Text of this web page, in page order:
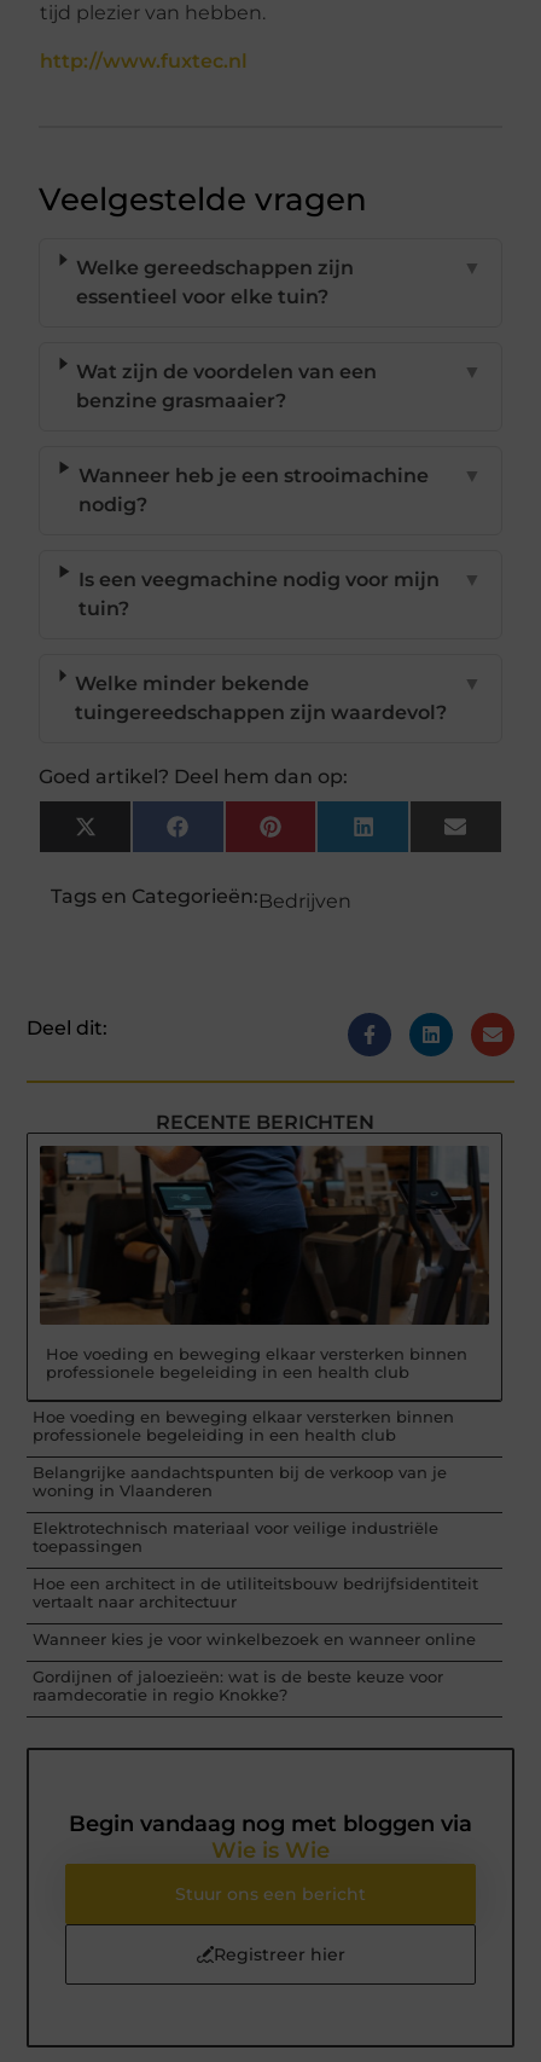
tijd plezier van hebben.
http://www.fuxtec.nl
Veelgestelde vragen
Welke gereedschappen zijn
essentieel voor elke tuin?
▼
Wat zijn de voordelen van een
benzine grasmaaier?
▼
Wanneer heb je een strooimachine
nodig?
▼
Is een veegmachine nodig voor mijn
tuin?
▼
Welke minder bekende
tuingereedschappen zijn waardevol?
▼
Goed artikel? Deel hem dan op:
X
(Twitter)
FacebookPinterestLinkedInEmail
Tags en Categorieën:Bedrijven
Deel dit:
RECENTE BERICHTEN
Hoe voeding en beweging elkaar versterken binnen
professionele begeleiding in een health club
Hoe voeding en beweging elkaar versterken binnen
professionele begeleiding in een health club
Belangrijke aandachtspunten bij de verkoop van je
woning in Vlaanderen
Elektrotechnisch materiaal voor veilige industriële
toepassingen
Hoe een architect in de utiliteitsbouw bedrijfsidentiteit
vertaalt naar architectuur
Wanneer kies je voor winkelbezoek en wanneer online
Gordijnen of jaloezieën: wat is de beste keuze voor
raamdecoratie in regio Knokke?
Begin vandaag nog met bloggen via
Wie is Wie
Stuur ons een bericht
Registreer hier